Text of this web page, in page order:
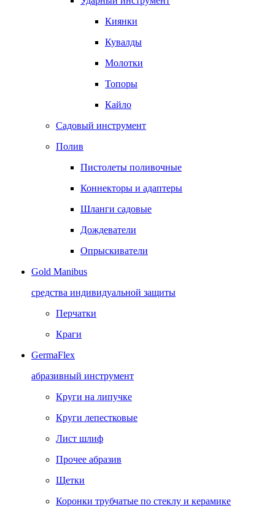
Киянки
Кувалды
Молотки
Топоры
Кайло
Садовый инструмент
Полив
Пистолеты поливочные
Коннекторы и адаптеры
Шланги садовые
Дождеватели
Опрыскиватели
Gold Manibus
средства индивидуальной защиты
Перчатки
Краги
GermaFlex
абразивный инструмент
Круги на липучке
Круги лепестковые
Лист шлиф
Прочее абразив
Щетки
Коронки трубчатые по стеклу и керамике